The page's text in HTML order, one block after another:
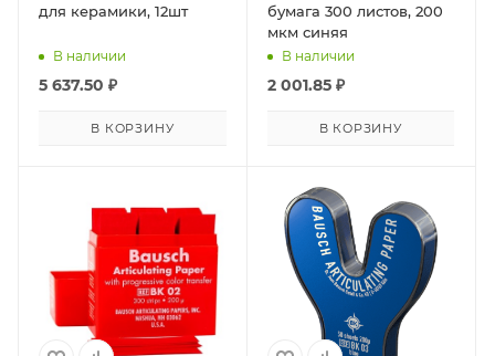
для керамики, 12шт
В наличии
5 637.50 ₽
В КОРЗИНУ
бумага 300 листов, 200
мкм синяя
В наличии
2 001.85₽
В КОРЗИНУ